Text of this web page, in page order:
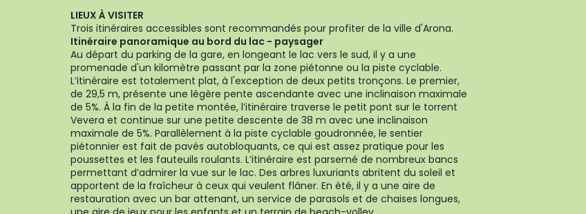
LIEUX À VISITER
Trois itinéraires accessibles sont recommandés pour profiter de la ville d'Arona.
Itinéraire panoramique au bord du lac - paysager
Au départ du parking de la gare, en longeant le lac vers le sud, il y a une
promenade d'un kilomètre passant par la zone piétonne ou la piste cyclable.
L’itinéraire est totalement plat, à l'exception de deux petits tronçons. Le premier,
de 29,5 m, présente une légère pente ascendante avec une inclinaison maximale
de 5%. À la fin de la petite montée, l’itinéraire traverse le petit pont sur le torrent
Vevera et continue sur une petite descente de 38 m avec une inclinaison
maximale de 5%. Parallèlement à la piste cyclable goudronnée, le sentier
piétonnier est fait de pavés autobloquants, ce qui est assez pratique pour les
poussettes et les fauteuils roulants. L’itinéraire est parsemé de nombreux bancs
permettant d’admirer la vue sur le lac. Des arbres luxuriants abritent du soleil et
apportent de la fraîcheur à ceux qui veulent flâner. En été, il y a une aire de
restauration avec un bar attenant, un service de parasols et de chaises longues,